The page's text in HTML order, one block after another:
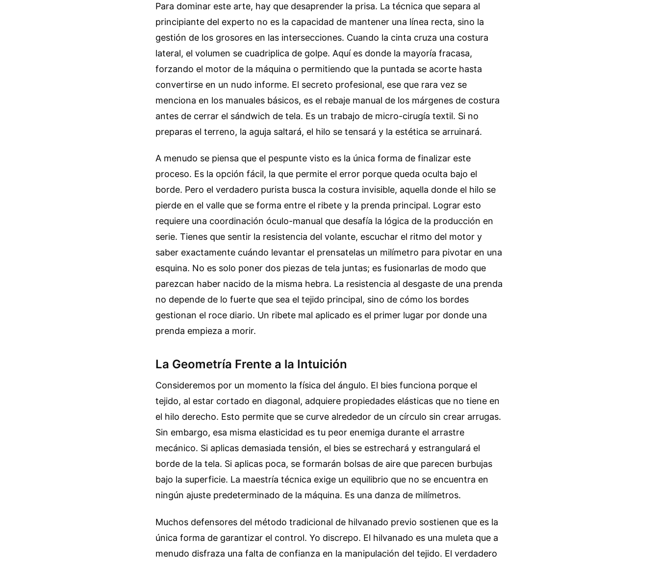
Para dominar este arte, hay que desaprender la prisa. La técnica que separa al
principiante del experto no es la capacidad de mantener una línea recta, sino la
gestión de los grosores en las intersecciones. Cuando la cinta cruza una costura
lateral, el volumen se cuadriplica de golpe. Aquí es donde la mayoría fracasa,
forzando el motor de la máquina o permitiendo que la puntada se acorte hasta
convertirse en un nudo informe. El secreto profesional, ese que rara vez se
menciona en los manuales básicos, es el rebaje manual de los márgenes de costura
antes de cerrar el sándwich de tela. Es un trabajo de micro-cirugía textil. Si no
preparas el terreno, la aguja saltará, el hilo se tensará y la estética se arruinará.
A menudo se piensa que el pespunte visto es la única forma de finalizar este
proceso. Es la opción fácil, la que permite el error porque queda oculta bajo el
borde. Pero el verdadero purista busca la costura invisible, aquella donde el hilo se
pierde en el valle que se forma entre el ribete y la prenda principal. Lograr esto
requiere una coordinación óculo-manual que desafía la lógica de la producción en
serie. Tienes que sentir la resistencia del volante, escuchar el ritmo del motor y
saber exactamente cuándo levantar el prensatelas un milímetro para pivotar en una
esquina. No es solo poner dos piezas de tela juntas; es fusionarlas de modo que
parezcan haber nacido de la misma hebra. La resistencia al desgaste de una prenda
no depende de lo fuerte que sea el tejido principal, sino de cómo los bordes
gestionan el roce diario. Un ribete mal aplicado es el primer lugar por donde una
prenda empieza a morir.
La Geometría Frente a la Intuición
Consideremos por un momento la física del ángulo. El bies funciona porque el
tejido, al estar cortado en diagonal, adquiere propiedades elásticas que no tiene en
el hilo derecho. Esto permite que se curve alrededor de un círculo sin crear arrugas.
Sin embargo, esa misma elasticidad es tu peor enemiga durante el arrastre
mecánico. Si aplicas demasiada tensión, el bies se estrechará y estrangulará el
borde de la tela. Si aplicas poca, se formarán bolsas de aire que parecen burbujas
bajo la superficie. La maestría técnica exige un equilibrio que no se encuentra en
ningún ajuste predeterminado de la máquina. Es una danza de milímetros.
Muchos defensores del método tradicional de hilvanado previo sostienen que es la
única forma de garantizar el control. Yo discrepo. El hilvanado es una muleta que a
menudo disfraza una falta de confianza en la manipulación del tejido. El verdadero